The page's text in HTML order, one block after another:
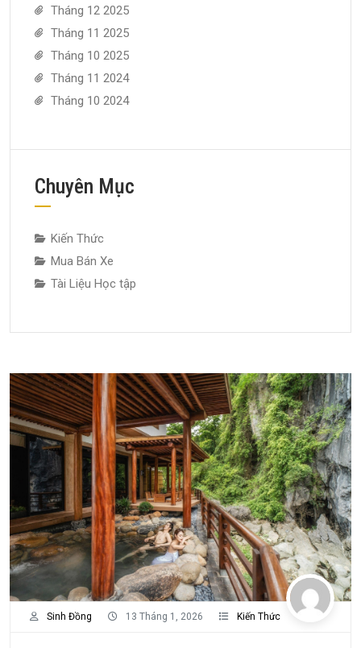
Sinh Đồng 13 Tháng 1, 2026 Kiến Thức
Tháng 12 2025
Tháng 11 2025
Tháng 10 2025
Tháng 11 2024
Tháng 10 2024
Chuyên Mục
Kiến Thức
Mua Bán Xe
Tài Liệu Học tập